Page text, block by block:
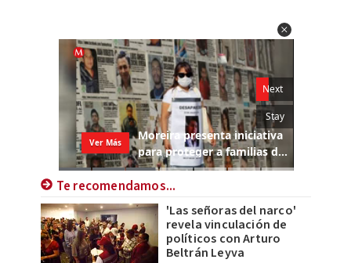
Te recomendamos...
'Las señoras del narco'
revela vinculación de
políticos con Arturo
Beltrán Leyva